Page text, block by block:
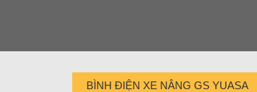
BÌNH ĐIỆN XE NÂNG GS YUASA